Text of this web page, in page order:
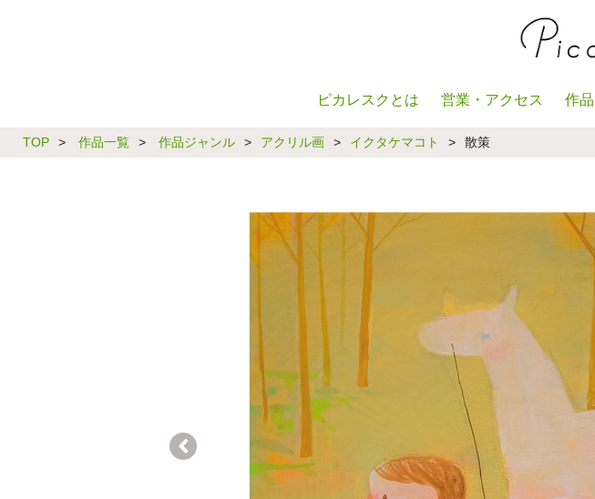
ピカレスクとは 営業・アクセス 作品
TOP > 作品一覧 > 作品ジャンル > アクリル画 > イクタケマコト > 散策